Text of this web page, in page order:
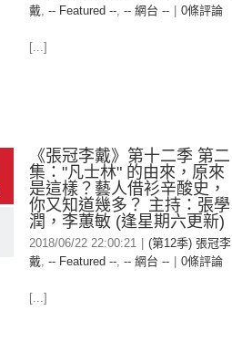
戴, -- Featured --, -- 網台 -- 0條評論
[...]
《張冠李戴》第十二季 第二
集："凡士林" 的由來，原來
是這樣？藝人借衫辛酸史，
你又知道幾多？ 主持：張學
潤，李蕙敏 (逢星期六更新)
2018/06/22 22:00:21
(第12季) 張冠李
戴, -- Featured --, -- 網台 -- 0條評論
[...]